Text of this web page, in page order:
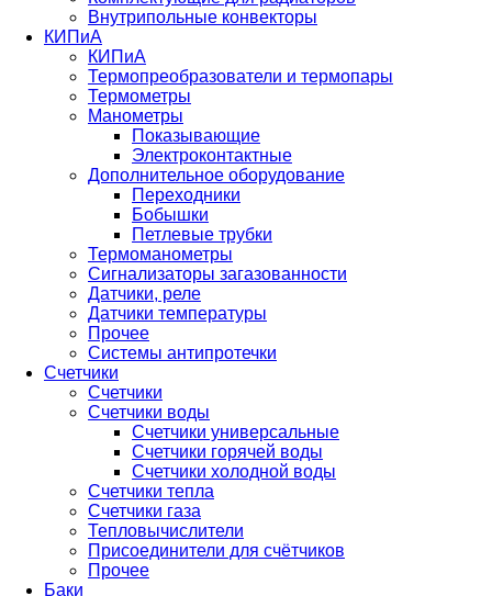
Внутрипольные конвекторы
КИПиА
КИПиА
Термопреобразователи и термопары
Термометры
Манометры
Показывающие
Электроконтактные
Дополнительное оборудование
Переходники
Бобышки
Петлевые трубки
Термоманометры
Сигнализаторы загазованности
Датчики, реле
Датчики температуры
Прочее
Системы антипротечки
Счетчики
Счетчики
Счетчики воды
Счетчики универсальные
Счетчики горячей воды
Счетчики холодной воды
Счетчики тепла
Счетчики газа
Тепловычислители
Присоединители для счётчиков
Прочее
Баки